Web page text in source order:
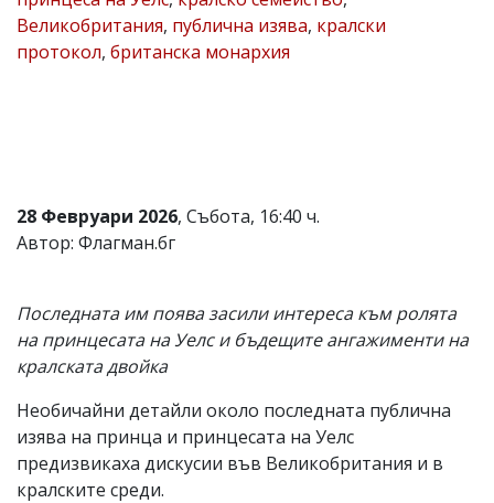
Коментарите
статиите
носи
отговорност
откриете
обиден
за
вас
коментар,
моля
сигнализирайте
ни!
Великобритания, публична изява, кралски
протокол, британска монархия
28 Февруари 2026, Събота, 16:40 ч.
Автор: Флагман.бг
Последната им поява засили интереса към ролята
на принцесата на Уелс и бъдещите ангажименти на
кралската двойка
Необичайни детайли около последната публична
изява на принца и принцесата на Уелс
предизвикаха дискусии във Великобритания и в
кралските среди.